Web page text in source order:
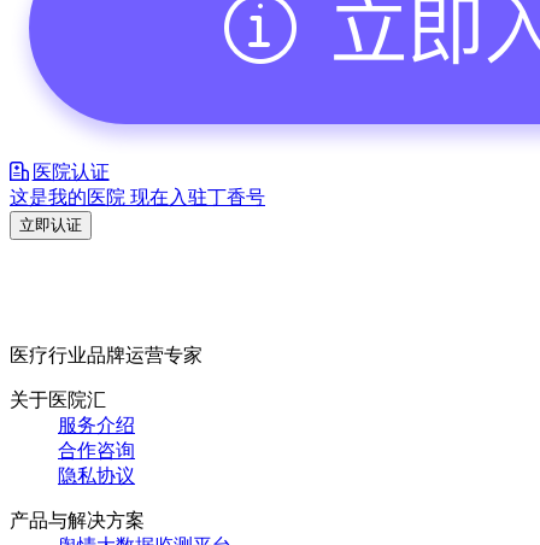
医院认证
这是我的医院 现在入驻丁香号
立即认证
医疗行业品牌运营专家
关于医院汇
服务介绍
合作咨询
隐私协议
产品与解决方案